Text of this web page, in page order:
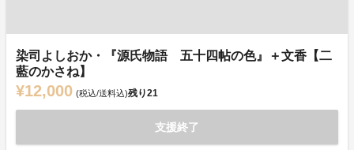
染司よしおか・『源氏物語 五十四帖の色』＋文香【二
藍のかさね】
¥12,000 (税込/送料込)残り21
支援終了